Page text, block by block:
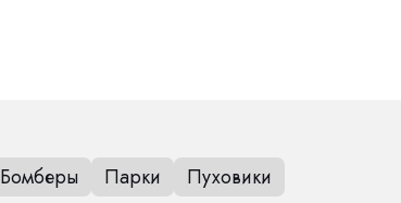
Бомберы Парки Пуховики